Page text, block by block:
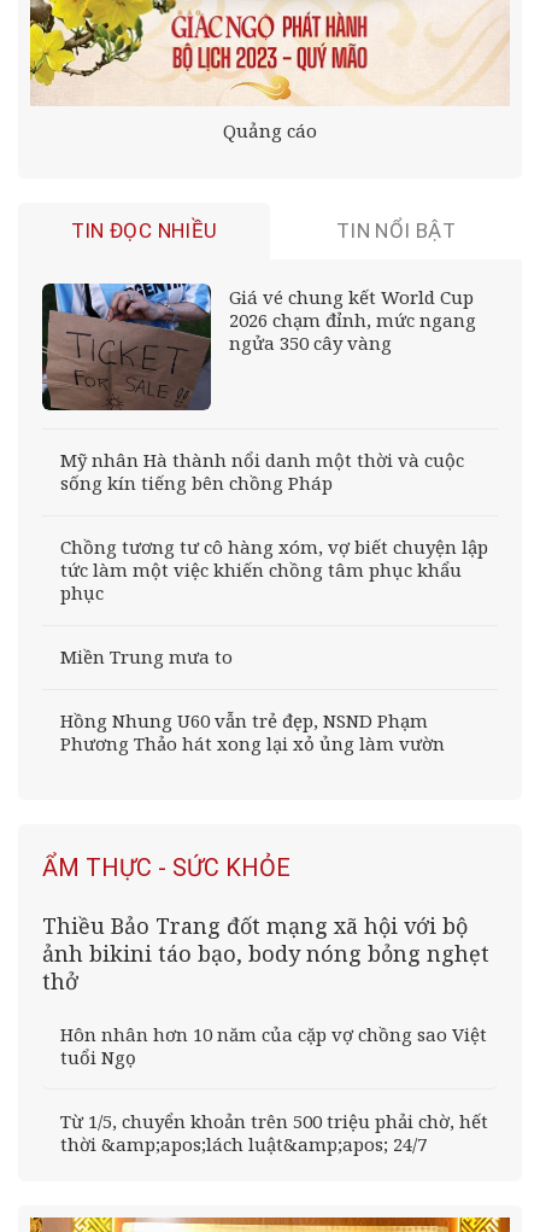
Quảng cáo
TIN ĐỌC NHIỀU TIN NỔI BẬT
Giá vé chung kết World Cup
2026 chạm đỉnh, mức ngang
ngửa 350 cây vàng
Mỹ nhân Hà thành nổi danh một thời và cuộc
sống kín tiếng bên chồng Pháp
Chồng tương tư cô hàng xóm, vợ biết chuyện lập
tức làm một việc khiến chồng tâm phục khẩu
phục
Miền Trung mưa to
Hồng Nhung U60 vẫn trẻ đẹp, NSND Phạm
Phương Thảo hát xong lại xỏ ủng làm vườn
ẨM THỰC - SỨC KHỎE
Thiều Bảo Trang đốt mạng xã hội với bộ
ảnh bikini táo bạo, body nóng bỏng nghẹt
thở
Hôn nhân hơn 10 năm của cặp vợ chồng sao Việt
tuổi Ngọ
Từ 1/5, chuyển khoản trên 500 triệu phải chờ, hết
thời &amp;apos;lách luật&amp;apos; 24/7